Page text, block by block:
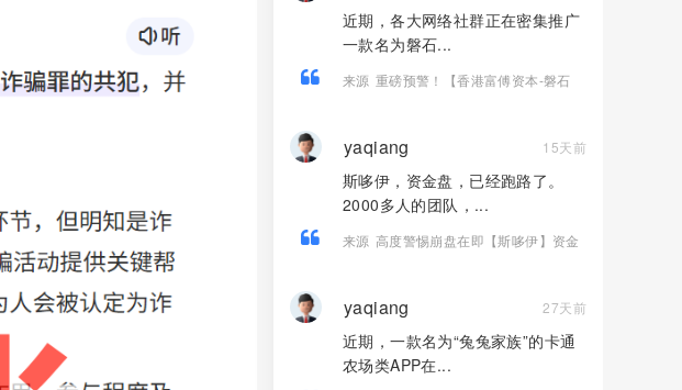
近期，各大网络社群正在密集推广
一款名为磐石...
来源 重磅预警！【香港富傅资本-磐石
yaqiang 15天前
斯哆伊，资金盘，已经跑路了。
2000多人的团队，...
来源 高度警惕崩盘在即【斯哆伊】资金
yaqiang 27天前
近期，一款名为“兔兔家族”的卡通
农场类APP在...